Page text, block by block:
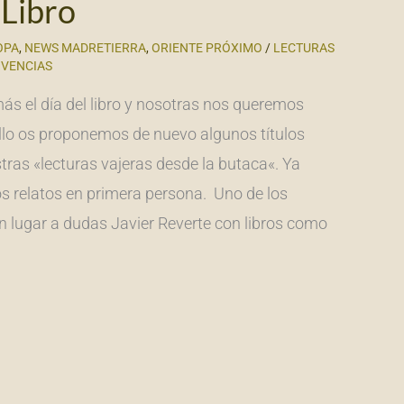
, NEWS MADRETIERRA, ORIENTE PRÓXIMO / LECTURAS
el día del libro y nosotras nos queremos
os proponemos de nuevo algunos títulos
«lecturas vajeras desde la butaca«. Ya
relatos en primera persona. Uno de los
lugar a dudas Javier Reverte con libros como